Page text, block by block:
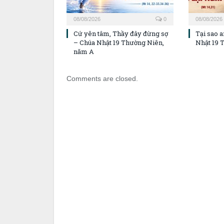
08/08/2026 0
Cứ yên tâm, Thầy đây đừng sợ
– Chúa Nhật 19 Thường Niên,
năm A
08/08/2026
Tại sao
Nhật 19
Comments are closed.